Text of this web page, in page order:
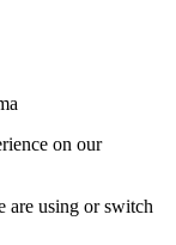
on our
are using or switch